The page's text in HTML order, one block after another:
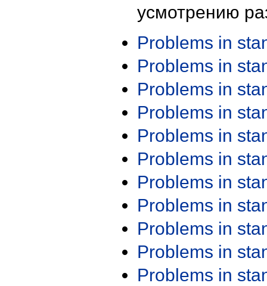
усмотрению
Problems in
Problems in
Problems in
Problems in
Problems in
Problems in
Problems in
Problems in
Problems in
Problems in
Problems in